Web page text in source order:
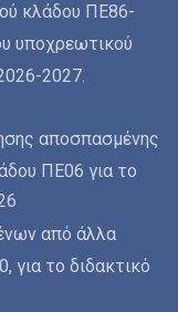
κλάδου ΠΕ86-
υποχρεωτικού
2027.
αποσπασμένης
ΠΕ06 για το
από άλλα
για το διδακτικό